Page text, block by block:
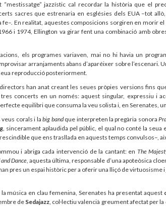
jazzístic cal recordar la història que el
sacres que estrenaria en esglésies dels EUA –tot
fe–. En realitat, aquestes composicions sorgiren en morir
i 1974, Ellington va girar fent una combinació amb
els programes variaven, mai no hi havia un
improvisar arranjaments abans d’aparéixer sobre
reproducció posteriorment.
han anat creant les seues pròpies versions fins
concerts en un només: aquest singular, expressiu i
equilibri que consuma la veu solista i, en Serenates,
veus corals i labig bandque interpreten la pregària sonora
, sincerament aplaudida pel públic, el qual no conté la
que ens trasllada en aquests temps convulsos–,
i abriga cada intervenció de la cantant: en The
Dance, aquesta última, responsable d’una apoteòsica
pres un espai històric per a oferir una lliçó de virtuosisme
música en clau femenina, Serenates ha presentat aquest
de Sedajazz, col·lectiu valencià greument afectat per